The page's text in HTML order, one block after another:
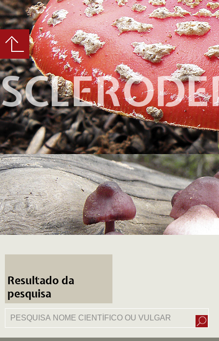
Resultado da
pesquisa